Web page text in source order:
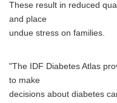
These result in reduced
and place
undue stress on families.
"The IDF Diabetes Atlas
to make
decisions about diabetes